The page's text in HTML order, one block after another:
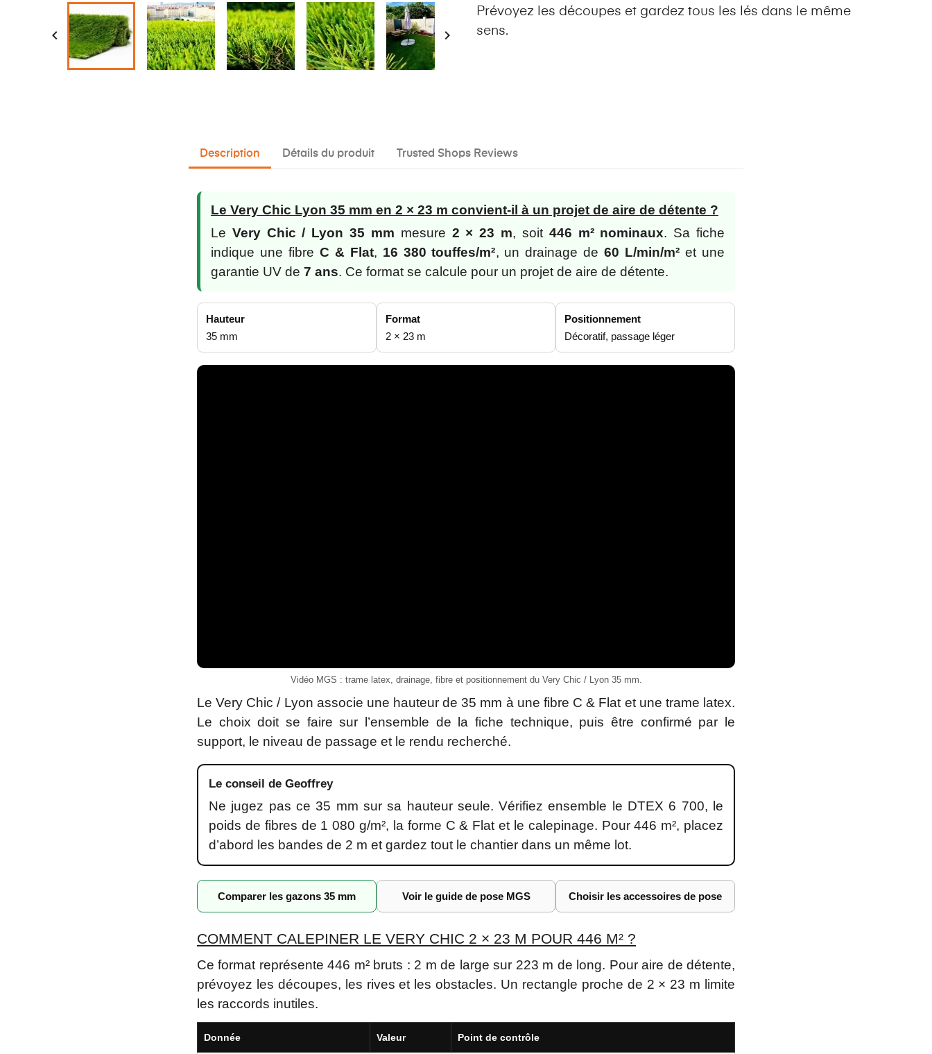
 
Prévoyez les découpes et gardez tous les lés dans le même
sens.
Description Détails du produit Trusted Shops Reviews
Le Very Chic Lyon 35 mm en 2 × 23 m convient-il à un projet de aire de détente ?
Le Very Chic / Lyon 35 mm mesure 2 × 23 m, soit 446 m² nominaux. Sa fiche
indique une fibre C & Flat, 16 380 touffes/m², un drainage de60 L/min/m² et une
garantie UV de 7 ans. Ce format se calcule pour un projet de aire de détente.
Hauteur
35 mm
Format
2 × 23 m
Positionnement
Décoratif, passage léger
Vidéo MGS : trame latex, drainage, fibre et positionnement du Very Chic / Lyon 35 mm.
Le Very Chic / Lyon associe une hauteur de 35 mm à une fibre C & Flat et une trame latex.
Le choix doit se faire sur l’ensemble de la fiche technique, puis être confirmé par le
support, le niveau de passage et le rendu recherché.
Le conseil de Geoffrey
Ne jugez pas ce 35 mm sur sa hauteur seule. Vérifiez ensemble le DTEX 6 700, le
poids de fibres de 1 080 g/m², la forme C & Flat et le calepinage. Pour 446 m², placez
d’abord les bandes de 2 m et gardez tout le chantier dans un même lot.
Comparer les gazons 35 mm Voir le guide de pose MGS Choisir les accessoires de pose
COMMENT CALEPINER LE VERY CHIC 2 × 23 M POUR 446 M² ?
Ce format représente 446 m² bruts : 2 m de large sur 223 m de long. Pour aire de détente,
prévoyez les découpes, les rives et les obstacles. Un rectangle proche de 2 × 23 m limite
les raccords inutiles.
Donnée Valeur Point de contrôle